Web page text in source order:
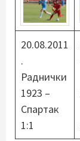
20.08.2011
.
Раднички
1923 –
Спартак
1:1